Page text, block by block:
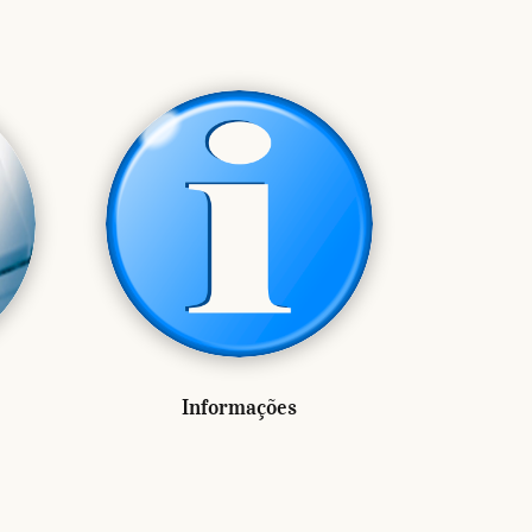
Informações